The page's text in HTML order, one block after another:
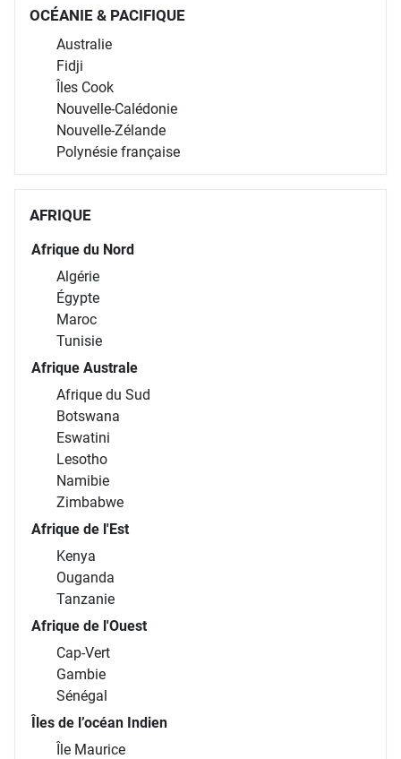
OCÉANIE & PACIFIQUE
Australie
Fidji
Îles Cook
Nouvelle-Calédonie
Nouvelle-Zélande
Polynésie française
AFRIQUE
Afrique du Nord
Algérie
Égypte
Maroc
Tunisie
Afrique Australe
Afrique du Sud
Botswana
Eswatini
Lesotho
Namibie
Zimbabwe
Afrique de l'Est
Kenya
Ouganda
Tanzanie
Afrique de l'Ouest
Cap-Vert
Gambie
Sénégal
Îles de l’océan Indien
Île Maurice